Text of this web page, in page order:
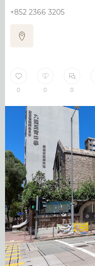
+852 2366 3205
0 0 0